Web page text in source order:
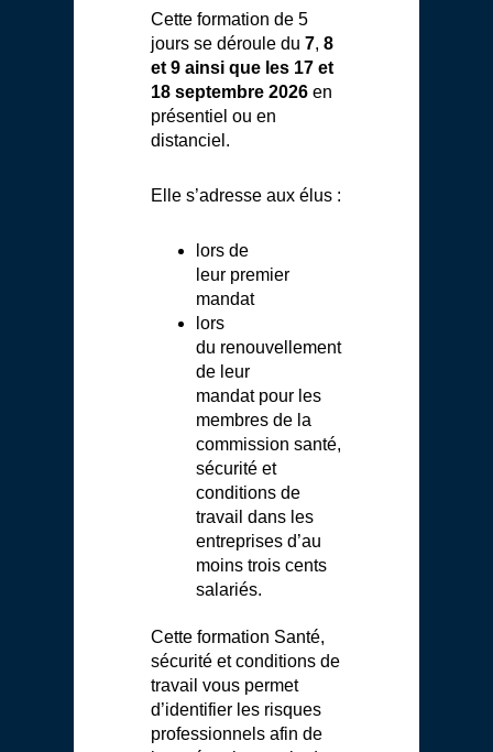
Cette formation de 5
jours se déroule du7,8
et 9 ainsi que les 17 et
18 septembre 2026 en
présentiel ou en
distanciel.
Elle s’adresse aux élus :
lors de
leur premier
mandat
lors
du renouvellement
de leur
mandat pour les
membres de la
commission santé,
sécurité et
conditions de
travail dans les
entreprises d’au
moins trois cents
salariés.
Cette formation Santé,
sécurité et conditions de
travail vous permet
d’identifier les risques
professionnels afin de